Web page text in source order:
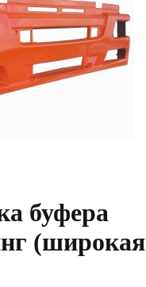
буфера